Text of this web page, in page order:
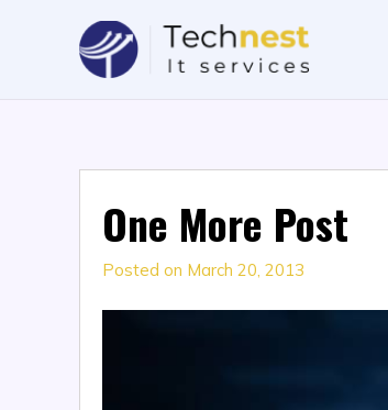
One More Post
Posted on March 20, 2013